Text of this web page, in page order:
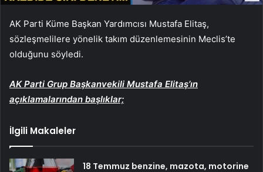
AK Parti Küme Başkan Yardımcısı Mustafa Elitaş,
sözleşmelilere yönelik takım düzenlemesinin Meclis’te
olduğunu söyledi.
AK Parti Grup Başkanvekili Mustafa Elitaş’ın
açıklamalarından başlıklar;
İlgili Makaleler
18 Temmuz benzine, mazota, motorine